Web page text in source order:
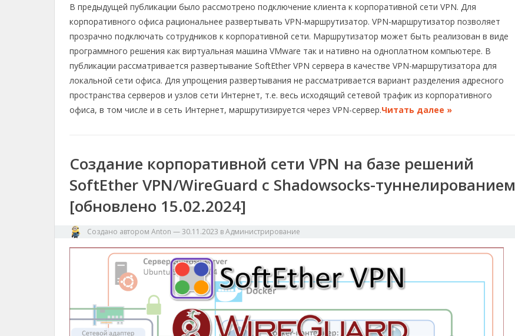
l
e
g
r
a
m
c
e
b
o
o
k
r
e
a
d
s
p
y
L
i
n
k
п
р
а
в
и
т
ь
В предыдущей публикации было рассмотрено подключение клиента к корпоративной сети VPN. Для
корпоративного офиса рациональнее развертывать VPN-маршрутизатор. VPN-маршрутизатор позволяет
прозрачно подключать сотрудников к корпоративной сети. Маршрутизатор может быть реализован в виде
программного решения как виртуальная машина VMware так и нативно на одноплатном компьютере. В
публикации рассматривается развертывание SoftEther VPN сервера в качестве VPN-маршрутизатора для
локальной сети офиса. Для упрощения развертывания не рассматривается вариант разделения адресного
пространства серверов и узлов сети Интернет, т.е. весь исходящий сетевой трафик из корпоративного
офиса, в том числе и в сеть Интернет, маршрутизируется через VPN-сервер.Читать далее »
Создание корпоративной сети VPN на базе решений
SoftEther VPN/WireGuard с Shadowsocks-туннелированием
[обновлено 15.02.2024]
Создано автором Anton —30.11.2023 вАдминистрирование